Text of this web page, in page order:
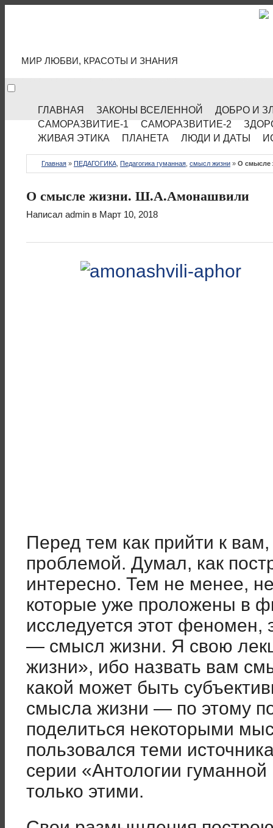
МИР ЛЮБВИ, КРАСОТЫ И ЗНАНИЯ
ГЛАВНАЯ ЗАКОНЫ ВСЕЛЕННОЙ
ДОБРО И
САМОРАЗВИТИЕ-1
САМОРАЗВИТИЕ-2
ЖИВАЯ ЭТИКА
ПЛАНЕТА ЛЮДИ И ДАТЫ
Главная » ПЕДАГОГИКА Педагогика гуманная смысл жизни » О смысле
О смысле жизни. Ш.А.Амонашвили
Написал admin в Март 10, 2018
Перед тем как прийти к
проблемой. Думал, как
интересно. Тем не менее,
которые уже проложены в
исследуется этот
— смысл жизни. Я свою
жизни», ибо назвать вам
какой может быть
смысла жизни — по этому
поделиться некоторыми
пользовался теми
серии «Антологии
только этими.